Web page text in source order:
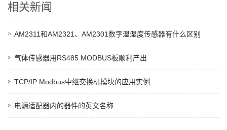
相关新闻
AM2311和AM2321、AM2301数字温湿度传感器有什么区别
气体传感器用RS485 MODBUS板顺利产出
TCP/IP Modbus中继交换机模块的应用实例
电源适配器内的器件的英文名称